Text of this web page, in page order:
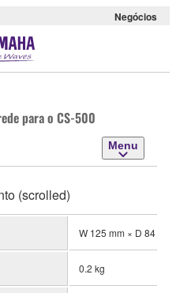
Negócios
para o CS-500
Menu
(scrolled)
W 125 mm × D 84
0.2 kg